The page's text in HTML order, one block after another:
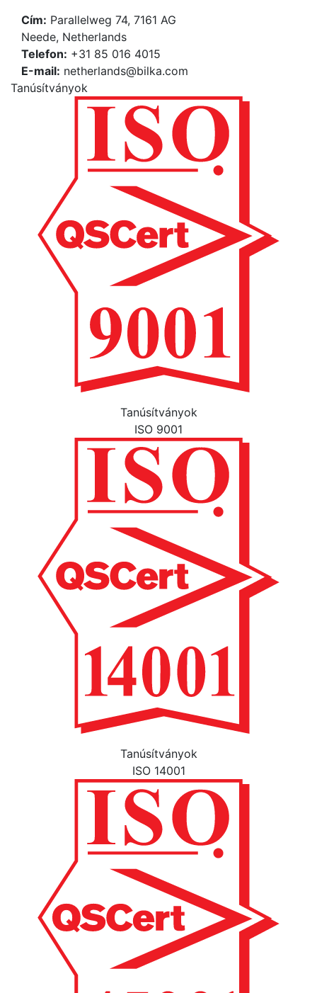
Cím: Parallelweg 74, 7161 AG
Neede, Netherlands
Telefon: +31 85 016 4015
Е-mail: netherlands@bilka.com
Tanúsítványok
Tanúsítványok
ISO 9001
Tanúsítványok
ISO 14001